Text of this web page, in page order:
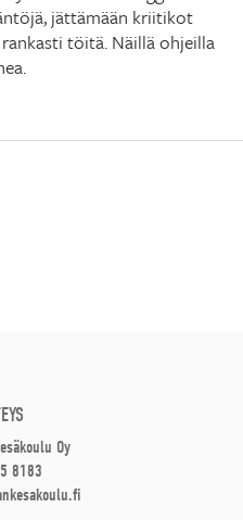
jättämään kriitikot
töitä. Näillä ohjeilla
Oy
8183